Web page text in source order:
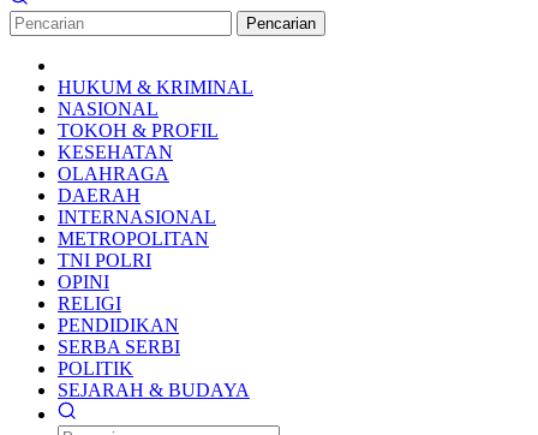
Pencarian
HUKUM & KRIMINAL
NASIONAL
TOKOH & PROFIL
KESEHATAN
OLAHRAGA
DAERAH
INTERNASIONAL
METROPOLITAN
TNI POLRI
OPINI
RELIGI
PENDIDIKAN
SERBA SERBI
POLITIK
SEJARAH & BUDAYA